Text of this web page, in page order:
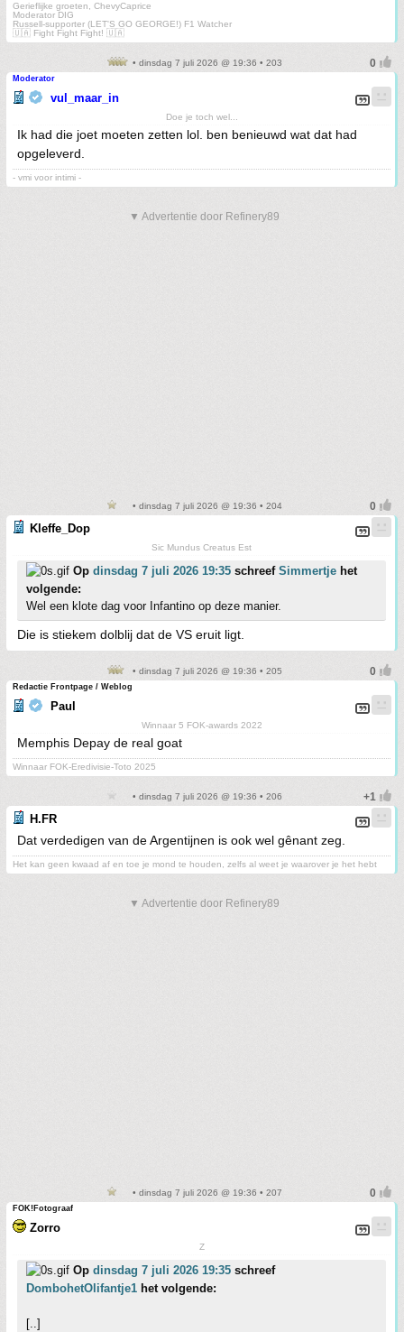
Gerieflijke groeten, ChevyCaprice
Moderator DIG
Russell-supporter (LET'S GO GEORGE!) F1 Watcher
🇺🇦 Fight Fight Fight! 🇺🇦
• dinsdag 7 juli 2026 @ 19:36 • 203
Moderator
vul_maar_in
Doe je toch wel...
Ik had die joet moeten zetten lol. ben benieuwd wat dat had
opgeleverd.
- vmi voor intimi -
▼ Advertentie door Refinery89
• dinsdag 7 juli 2026 @ 19:36 • 204
Kleffe_Dop
Sic Mundus Creatus Est
Op dinsdag 7 juli 2026 19:35 schreef Simmertje het
volgende:
Wel een klote dag voor Infantino op deze manier.
Die is stiekem dolblij dat de VS eruit ligt.
• dinsdag 7 juli 2026 @ 19:36 • 205
Redactie Frontpage / Weblog
Paul
Winnaar 5 FOK-awards 2022
Memphis Depay de real goat
Winnaar FOK-Eredivisie-Toto 2025
• dinsdag 7 juli 2026 @ 19:36 • 206
H.FR
Dat verdedigen van de Argentijnen is ook wel gênant zeg.
Het kan geen kwaad af en toe je mond te houden, zelfs al weet je waarover je het hebt
▼ Advertentie door Refinery89
• dinsdag 7 juli 2026 @ 19:36 • 207
FOK!Fotograaf
Zorro
Z
Op dinsdag 7 juli 2026 19:35 schreef
DombohetOlifantje1 het volgende:
[..]